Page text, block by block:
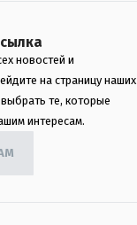
новостей и
на страницу наших
те, которые
интересам.